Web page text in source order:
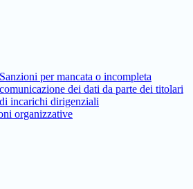
Sanzioni per mancata o incompleta
comunicazione dei dati da parte dei titolari
di incarichi dirigenziali
organizzative